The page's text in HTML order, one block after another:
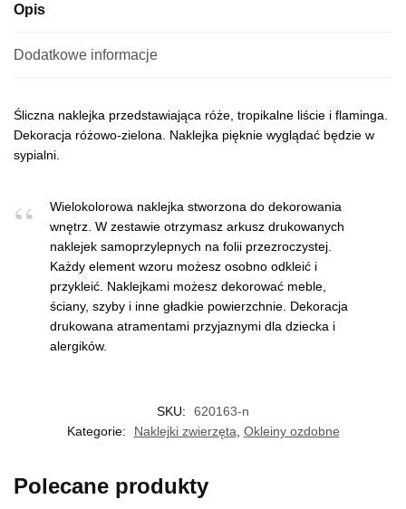
Opis
Dodatkowe informacje
Śliczna naklejka przedstawiająca róże, tropikalne liście i flaminga.
Dekoracja różowo-zielona. Naklejka pięknie wyglądać będzie w
sypialni.
Wielokolorowa naklejka stworzona do dekorowania
wnętrz. W zestawie otrzymasz arkusz drukowanych
naklejek samoprzylepnych na folii przezroczystej.
Każdy element wzoru możesz osobno odkleić i
przykleić. Naklejkami możesz dekorować meble,
ściany, szyby i inne gładkie powierzchnie. Dekoracja
drukowana atramentami przyjaznymi dla dziecka i
alergików.
SKU:
620163-n
Kategorie:
Naklejki zwierzęta Okleiny ozdobne
Polecane produkty